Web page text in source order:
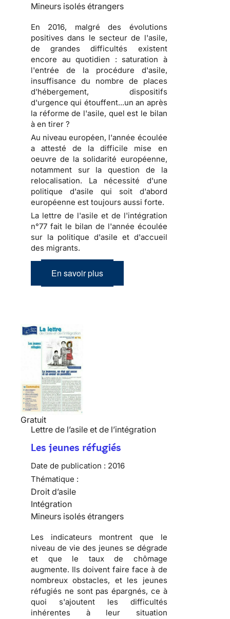
Mineurs isolés étrangers
En 2016, malgré des évolutions
positives dans le secteur de l'asile,
de grandes difficultés existent
encore au quotidien : saturation à
l'entrée de la procédure d'asile,
insuffisance du nombre de places
d'hébergement, dispositifs
d'urgence qui étouffent...un an après
la réforme de l'asile, quel est le bilan
à en tirer ?
Au niveau européen, l'année écoulée
a attesté de la difficile mise en
oeuvre de la solidarité européenne,
notamment sur la question de la
relocalisation. La nécessité d'une
politique d'asile qui soit d'abord
européenne est toujours aussi forte.
La lettre de l'asile et de l'intégration
n°77 fait le bilan de l'année écoulée
sur la politique d'asile et d'accueil
des migrants.
En savoir plus
Gratuit
Lettre de l’asile et de l’intégration
Les jeunes réfugiés
Date de publication : 2016
Thématique :
Droit d’asile
Intégration
Mineurs isolés étrangers
Les indicateurs montrent que le
niveau de vie des jeunes se dégrade
et que le taux de chômage
augmente. Ils doivent faire face à de
nombreux obstacles, et les jeunes
réfugiés ne sont pas épargnés, ce à
quoi s'ajoutent les difficultés
inhérentes à leur situation